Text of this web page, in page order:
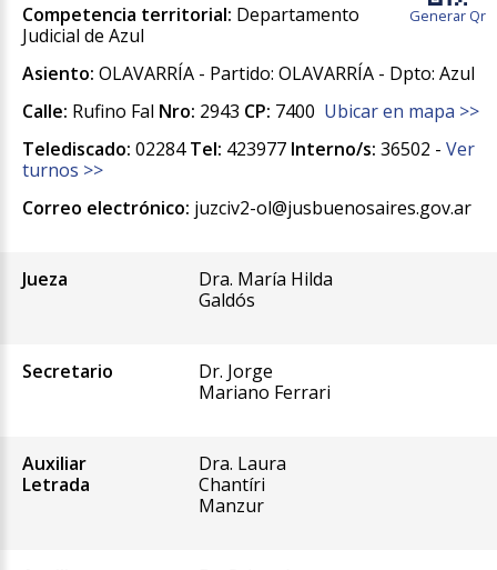
Generar Qr
Competencia territorial: Departamento
Judicial de Azul
Asiento: OLAVARRÍA - Partido: OLAVARRÍA - Dpto: Azul
Calle: Rufino Fal Nro: 2943 CP: 7400 Ubicar en mapa >>
Telediscado: 02284Tel: 423977 Interno/s: 36502 - Ver
turnos >>
Correo electrónico: juzciv2-ol@jusbuenosaires.gov.ar
Jueza
Dra. María Hilda
Galdós
Secretario
Dr. Jorge
Mariano Ferrari
Auxiliar
Letrada
Dra. Laura
Chantíri
Manzur